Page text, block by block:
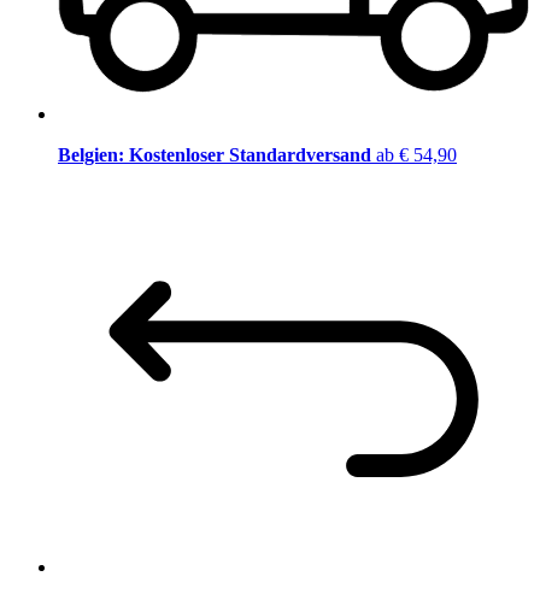
Belgien: Kostenloser Standardversand ab € 54,90